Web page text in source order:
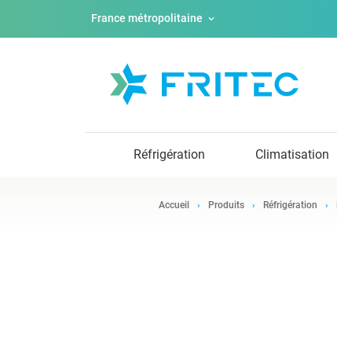
France métropolitaine
Réfrigération Climatisation
Accueil Produits Réfrigération